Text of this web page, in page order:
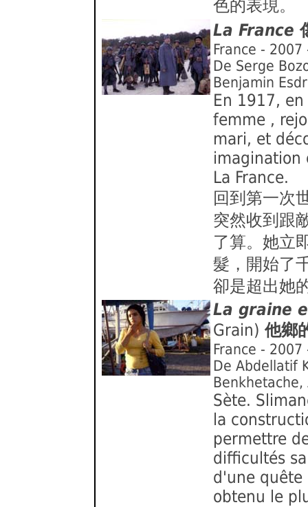
色的表現。
La France
France -
De Serge
Benjamin
En 1917,
femme ,
mari, et
imagination
La France.
回到第一次
突然收到跟
了算。她立
髮，開始了
卻是超出她
La graine
Grain) 他鄉
France -
De Abdellatif
Sète.
la
permettre
difficultés
d'une quête
obtenu le